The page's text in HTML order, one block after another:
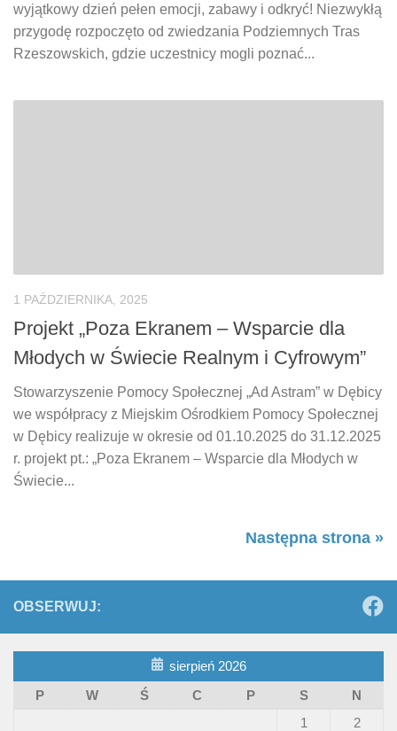
wyjątkowy dzień pełen emocji, zabawy i odkryć! Niezwykłą
przygodę rozpoczęto od zwiedzania Podziemnych Tras
Rzeszowskich, gdzie uczestnicy mogli poznać...
1 PAŹDZIERNIKA, 2025
Projekt „Poza Ekranem – Wsparcie dla
Młodych w Świecie Realnym i Cyfrowym”
Stowarzyszenie Pomocy Społecznej „Ad Astram” w Dębicy
we współpracy z Miejskim Ośrodkiem Pomocy Społecznej
w Dębicy realizuje w okresie od 01.10.2025 do 31.12.2025
r. projekt pt.: „Poza Ekranem – Wsparcie dla Młodych w
Świecie...
Następna strona »
OBSERWUJ:
sierpień 2026
P
W Ś C P S
N
1
2